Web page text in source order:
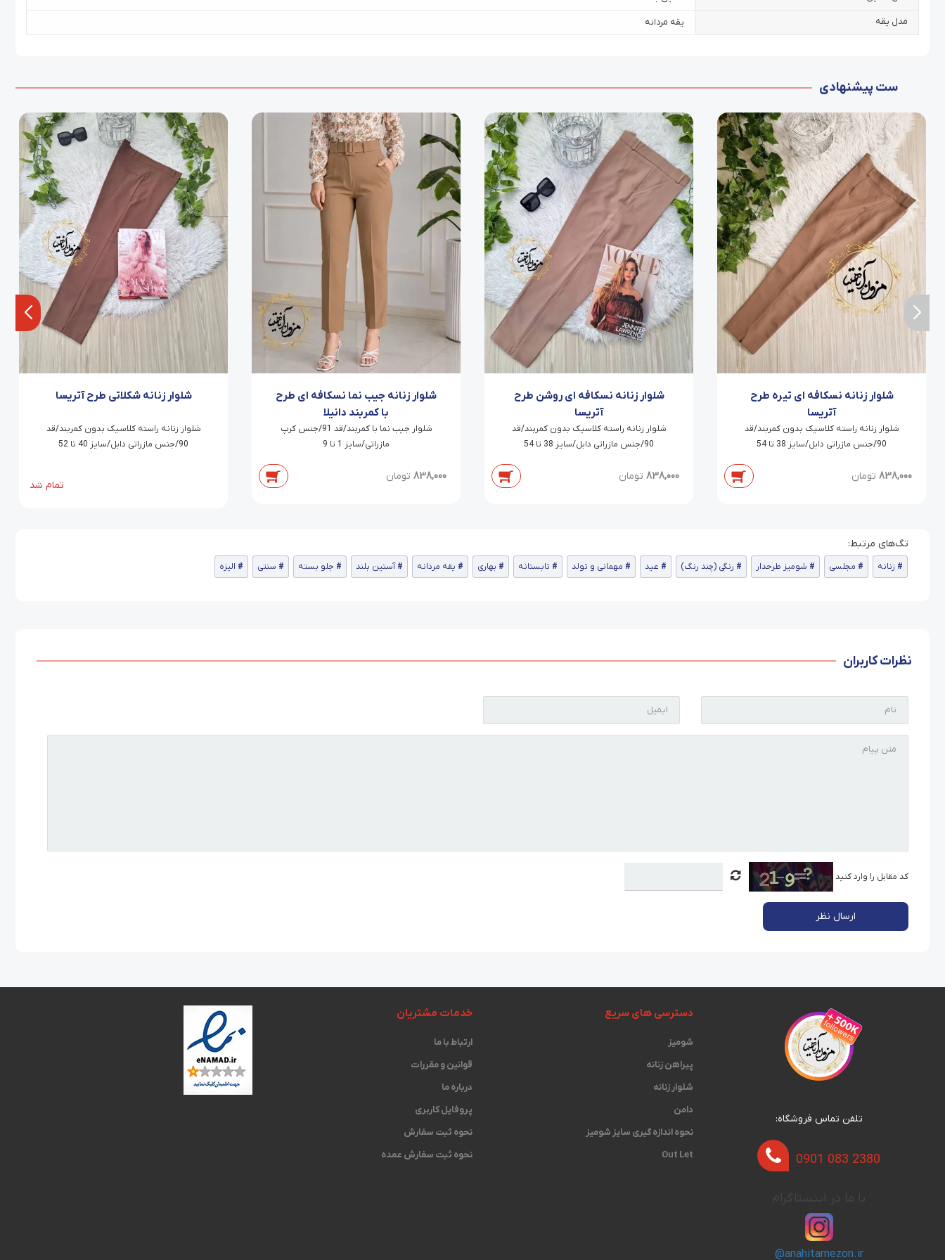
مدل یقه یقه مردانه
ست پیشنهادی
شلوار زنانه نسکافه ای تیره طرح
آتریسا
شلوار زنانه راسته کلاسیک بدون کمربند/قد
90/جنس مازراتی دابل/سایز 38 تا 54
838,000 تومان
شلوار زنانه نسکافه ای روشن طرح
آتریسا
شلوار زنانه راسته کلاسیک بدون کمربند/قد
90/جنس مازراتی دابل/سایز 38 تا 54
838,000 تومان
شلوار زنانه جیب نما نسکافه ای طرح
با کمربند دانیلا
شلوار جیب نما با کمربند/قد 91/جنس کرپ
مازراتی/سایز 1 تا 9
838,000 تومان
شلوار زنانه شکلاتی طرح آتریسا
شلوار زنانه راسته کلاسیک بدون کمربند/قد
90/جنس مازراتی دابل/سایز 40 تا 52
تمام شد
زنانه مجلسی شومیز طرحدار رنگی (چند رنگ) عید مهمانی و تولد تابستانه بهاری یقه مردانه آستین بلند جلو بسته سنتی الیزه
نظرات کاربران
کد مقابل را وارد کنید
ارسال نظر
تلفن تماس فروشگاه:
0901 083 2380
@anahitamezon.ir
دسترسی های سریع
شومیز
پیراهن زنانه
شلوار زنانه
دامن
نحوه اندازه گیری ‫سایز شومیز
Out Let
خدمات مشتریان
ارتباط با ما
قوانین و مقررات
درباره ما
پروفایل کاربری
نحوه ثبت سفارش
نحوه ثبت سفارش عمده